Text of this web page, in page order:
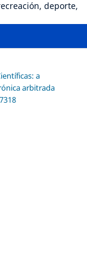
deporte,
a
arbitrada